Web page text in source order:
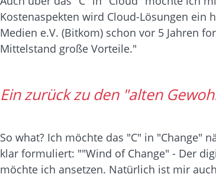
Kostenaspekten wird Cloud-Lösungen
Medien e.V. (Bitkom) schon vor 5 Jahren
Mittelstand große Vorteile."
Ein zurück zu den "alten
So what? Ich möchte das "C" in "Change"
klar formuliert: ""Wind of Change" - Der
möchte ich ansetzen. Natürlich ist mir